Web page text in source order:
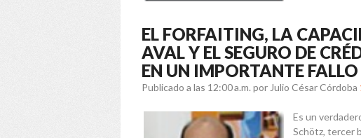
EL FORFAITING, LA
AVAL Y EL SEGURO DE
EN UN IMPORTANTE
Publicado a las 12:00 a.m. por Julio César Córdoba
Es un
Schötz, tercer